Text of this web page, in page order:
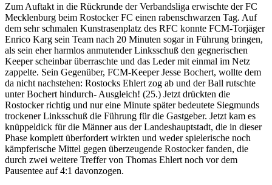
Zum Auftakt in die Rückrunde der Verbandsliga erwischte der FC
Mecklenburg beim Rostocker FC einen rabenschwarzen Tag. Auf
dem sehr schmalen Kunstrasenplatz des RFC konnte FCM-Torjäger
Enrico Karg sein Team nach 20 Minuten sogar in Führung bringen,
als sein eher harmlos anmutender Linksschuß den gegnerischen
Keeper scheinbar überraschte und das Leder mit einmal im Netz
zappelte. Sein Gegenüber, FCM-Keeper Jesse Bochert, wollte dem
da nicht nachstehen: Rostocks Ehlert zog ab und der Ball rutschte
unter Bochert hindurch- Ausgleich! (25.) Jetzt drückten die
Rostocker richtig und nur eine Minute später bedeutete Siegmunds
trockener Linksschuß die Führung für die Gastgeber. Jetzt kam es
knüppeldick für die Männer aus der Landeshauptstadt, die in dieser
Phase komplett überfordert wirkten und weder spielerische noch
kämpferische Mittel gegen überzeugende Rostocker fanden, die
durch zwei weitere Treffer von Thomas Ehlert noch vor dem
Pausentee auf 4:1 davonzogen.